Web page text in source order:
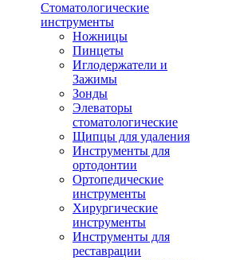
Стоматологические
инструменты
Ножницы
Пинцеты
Иглодержатели и
Зажимы
Зонды
Элеваторы
стоматологические
Щипцы для удаления
Инструменты для
ортодонтии
Ортопедические
инструменты
Хирургические
инструменты
Инструменты для
реставрации